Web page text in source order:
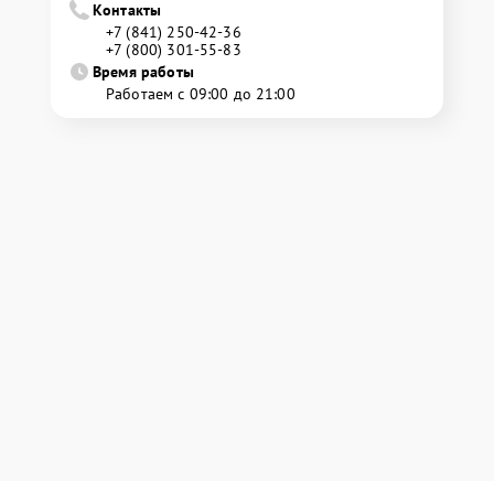
Контакты
+7 (841) 250-42-36
+7 (800) 301-55-83
Время работы
Работаем с 09:00 до 21:00